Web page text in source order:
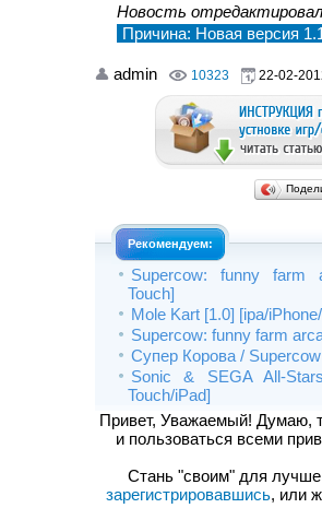
Новость
Причина: Новая версия
admin 10323 22-02-
Рекомендуем:
Supercow: funny farm
Touch]
Mole Kart [1.0] [ipa/
Supercow: funny farm
Супер Корова /
Sonic & SEGA All-
Touch/iPad]
Привет, Уважаемый! Думаю,
и пользоваться всеми
Стань "своим" для
зарегистрировавшись, или